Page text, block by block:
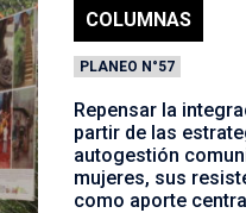
COLUMNAS
PLANEO N°57
Repensar la
partir de las
autogestión
mujeres, sus
como aporte